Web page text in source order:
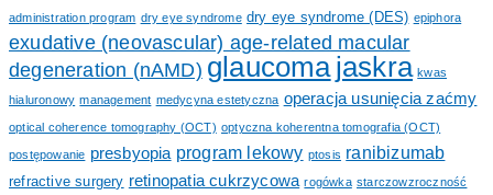
administration program dry eye syndrome dry eye syndrome (DES) epiphora
exudative (neovascular) age-related macular
degeneration (nAMD) glaucomajaskra kwas
hialuronowy management medycyna estetyczna operacja usunięcia zaćmy
optical coherence tomography (OCT) optyczna koherentna tomografia (OCT)
postępowanie presbyopia program lekowy ptosis ranibizumab
refractive surgery retinopatia cukrzycowa rogówka starczowzroczność